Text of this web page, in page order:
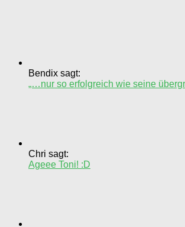
Bendix sagt:
„…nur so erfolgreich wie seine
Chri sagt:
Ageee Toni! :D